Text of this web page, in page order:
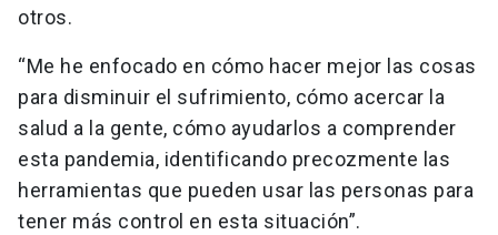
otros.
“Me he enfocado en cómo hacer mejor las cosas
para disminuir el sufrimiento, cómo acercar la
salud a la gente, cómo ayudarlos a comprender
esta pandemia, identificando precozmente las
herramientas que pueden usar las personas para
tener más control en esta situación”.